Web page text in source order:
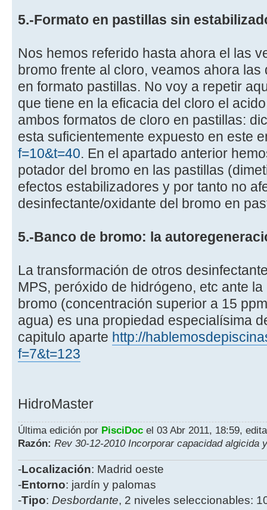
5.-Formato en pastillas sin
Nos hemos referido hasta ahora el las
bromo frente al cloro, veamos ahora
en formato pastillas. No voy a repetir
que tiene en la eficacia del cloro el
ambos formatos de cloro en pastillas:
esta suficientemente expuesto en este
f=10&t=40. En el apartado anterior
potador del bromo en las pastillas
efectos estabilizadores y por tanto no
desinfectante/oxidante del bromo en
5.-Banco de bromo: la
La transformación de otros
MPS, peróxido de hidrógeno, etc ante
bromo (concentración superior a 15
agua) es una propiedad especialísima
capitulo aparte http://
f=7&t=123
HidroMaster
Última edición por PisciDoc el 03 Abr 2011, 18:59,
Razón: Rev 30-12-2010 Incorporar capacidad algicida
-Localización: Madrid oeste
-Entorno: jardín y palomas
-Tipo: Desbordante, 2 niveles seleccionables: